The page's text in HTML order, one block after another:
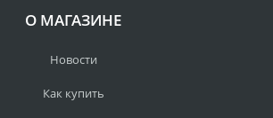
О МАГАЗИНЕ
Новости
Как купить